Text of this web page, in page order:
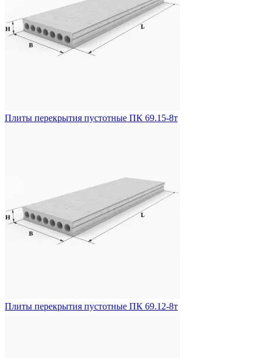
Плиты перекрытия пустотные ПК 69.15-8т
Плиты перекрытия пустотные ПК 69.12-8т